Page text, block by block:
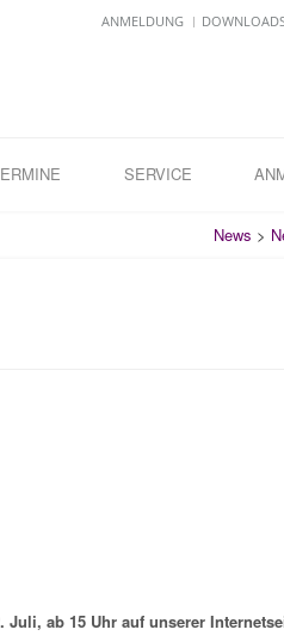
ANMELDUNG
SERVICE
News >
ab 15 Uhr auf unserer